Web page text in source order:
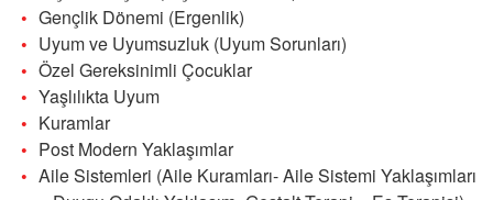
Gençlik Dönemi (Ergenlik)
Uyum ve Uyumsuzluk (Uyum Sorunları)
Özel Gereksinimli Çocuklar
Yaşlılıkta Uyum
Kuramlar
Post Modern Yaklaşımlar
Aile Sistemleri (Aile Kuramları- Aile Sistemi Yaklaşımları